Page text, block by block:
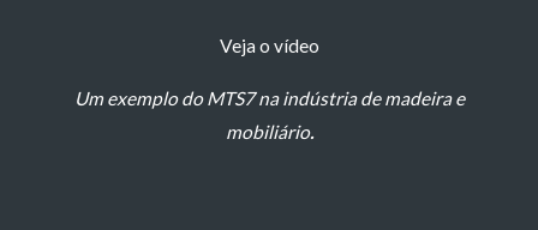
Veja o vídeo
Um exemplo do MTS7 na indústria de madeira e
mobiliário.